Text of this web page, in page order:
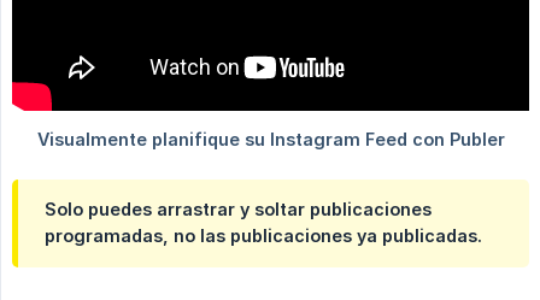
Solo puedes arrastrar y soltar publicaciones
programadas, no las publicaciones ya publicadas.